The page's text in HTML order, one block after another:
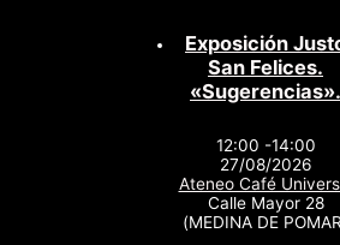
Exposición
San Felices.
«Sugerencias».
12:00 -14:00
27/08/2026
Ateneo Café
Calle Mayor 28
(MEDINA DE